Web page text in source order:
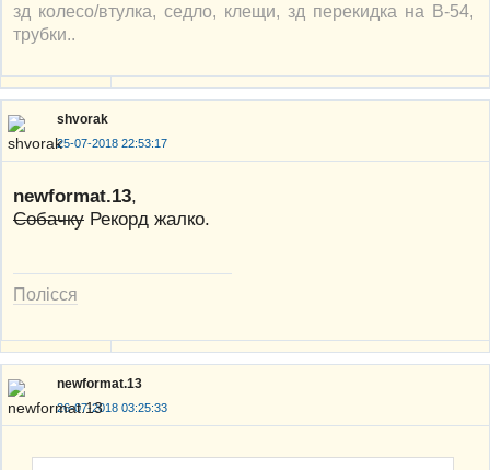
зд колесо/втулка, седло, клещи, зд перекидка на В-54,
трубки..
shvorak
25-07-2018 22:53:17
newformat.13,
Собачку Рекорд жалко.
Полісся
newformat.13
26-07-2018 03:25:33